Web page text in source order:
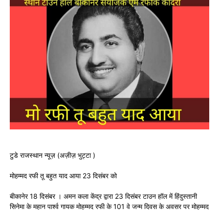
टुडे राजस्थान न्यूज़ (अज़ीज़ भुट्टा )
मोहम्मद रफी तू बहुत याद आया 23 दिसंबर को
बीकानेर 18 दिसंबर । अमन कला केंद्र द्वारा 23 दिसंबर टाउन हॉल में हिंदुस्तानी
सिनेमा के महान पार्श्व गायक मोहम्मद रफी के 101 वे जन्म दिवस के अवसर पर मोहम्मद